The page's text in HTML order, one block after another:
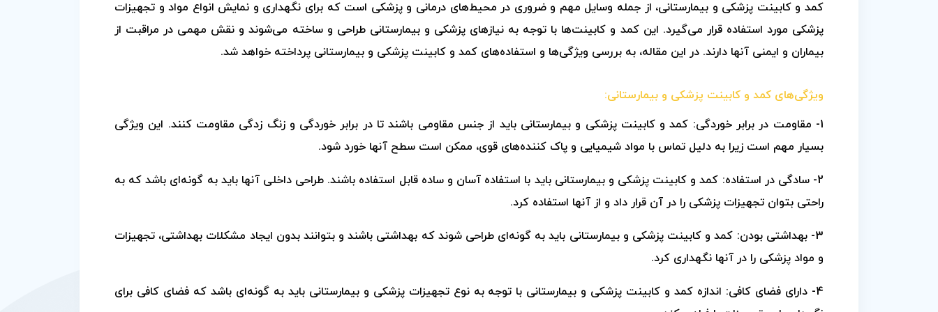
کمد و کابینت پزشکی و بیمارستانی، از جمله وسایل مهم و ضروری در محیط‌های درمانی و پزشکی است که برای نگهداری و نمایش انواع مواد و تجهیزات
پزشکی مورد استفاده قرار می‌گیرد. این کمد و کابینت‌ها با توجه به نیازهای پزشکی و بیمارستانی طراحی و ساخته می‌شوند و نقش مهمی در مراقبت از
بیماران و ایمنی آنها دارند. در این مقاله، به بررسی ویژگی‌ها و استفاده‌های کمد و کابینت پزشکی و بیمارستانی پرداخته خواهد شد.
ویژگی‌های کمد و کابینت پزشکی و بیمارستانی:
1- مقاومت در برابر خوردگی: کمد و کابینت پزشکی و بیمارستانی باید از جنس مقاومی باشند تا در برابر خوردگی و زنگ زدگی مقاومت کنند. این ویژگی
بسیار مهم است زیرا به دلیل تماس با مواد شیمیایی و پاک کننده‌های قوی، ممکن است سطح آنها خورد شود.
2- سادگی در استفاده: کمد و کابینت پزشکی و بیمارستانی باید با استفاده آسان و ساده قابل استفاده باشند. طراحی داخلی آنها باید به گونه‌ای باشد که به
راحتی بتوان تجهیزات پزشکی را در آن قرار داد و از آنها استفاده کرد.
3- بهداشتی بودن: کمد و کابینت پزشکی و بیمارستانی باید به گونه‌ای طراحی شوند که بهداشتی باشند و بتوانند بدون ایجاد مشکلات بهداشتی، تجهیزات
و مواد پزشکی را در آنها نگهداری کرد.
4- دارای فضای کافی: اندازه کمد و کابینت پزشکی و بیمارستانی با توجه به نوع تجهیزات پزشکی و بیمارستانی باید به گونه‌ای باشد که فضای کافی برای